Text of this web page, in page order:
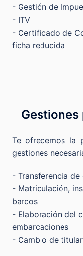
- Gestión de
- ITV
- Certificado de
ficha reducida
Gestiones
Te ofrecemos la
gestiones
- Transferencia de
- Matriculación,
barcos
- Elaboración del
embarcaciones
- Cambio de titular